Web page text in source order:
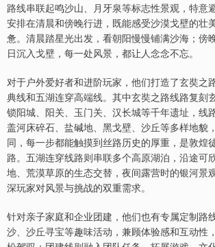
路线串联起鸣沙山、月牙泉等标志性景观，特意
安排在清晨和傍晚行进，既能感受沙漠戈壁的壮
惫。清晨踏星光出发，看朝阳慢慢铺满沙海；傍
日沉入戈壁，每一处风景，都让人念念不忘。
对于户外爱好者和进阶玩家，他们打造了玄奘之
典线和五湖连穿高端线。其中玄奘之路线路复刻
锁阳城、阳关、玉门关、汉长城等千年遗址，线
盖河床碎石、盐碱地、黑戈壁、沙丘等多样地貌
同，每一步都能触摸到丝路历史的厚重，是敦煌
路。五湖连穿线路则串联多个高原湖泊，沿途可
地、荒漠草原的生态交替，夜间露营时的银河景
深玩家对风景与挑战的双重需求。
针对亲子家庭和企业团建，他们也有专属定制路
沙、沙丘寻宝等趣味活动，兼顾体验感和互动性